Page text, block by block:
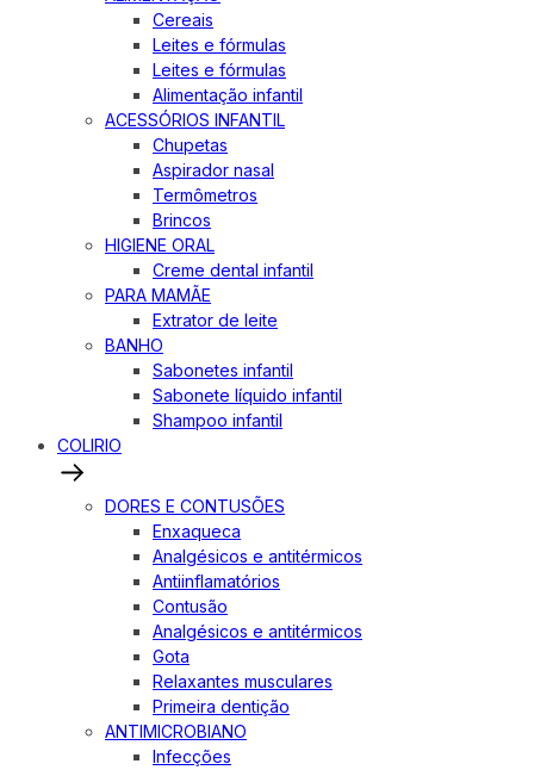
Cereais
Leites e fórmulas
Leites e fórmulas
Alimentação infantil
ACESSÓRIOS INFANTIL
Chupetas
Aspirador nasal
Termômetros
Brincos
HIGIENE ORAL
Creme dental infantil
PARA MAMÃE
Extrator de leite
BANHO
Sabonetes infantil
Sabonete líquido infantil
Shampoo infantil
COLIRIO
DORES E CONTUSÕES
Enxaqueca
Analgésicos e antitérmicos
Antiinflamatórios
Contusão
Analgésicos e antitérmicos
Gota
Relaxantes musculares
Primeira dentição
ANTIMICROBIANO
Infecções